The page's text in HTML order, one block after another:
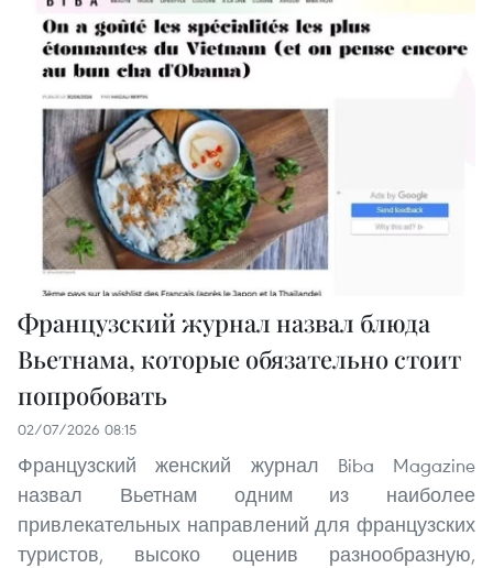
Французский журнал назвал блюда
Вьетнама, которые обязательно стоит
попробовать
02/07/2026 08:15
Французский женский журнал Biba Magazine
назвал Вьетнам одним из наиболее
привлекательных направлений для французских
туристов, высоко оценив разнообразную,